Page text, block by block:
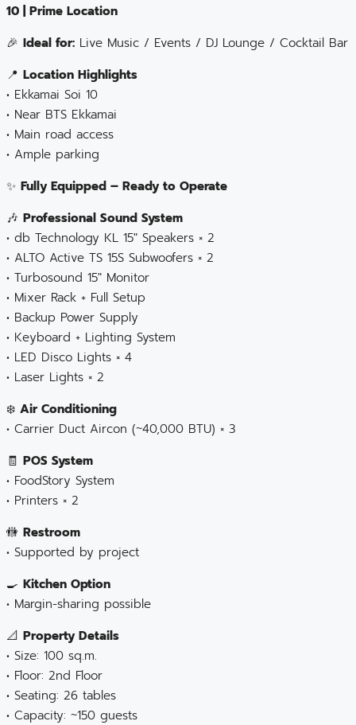
10 | Prime Location
🎉 Ideal for: Live Music / Events / DJ Lounge / Cocktail Bar
📍 Location Highlights
• Ekkamai Soi 10
• Near BTS Ekkamai
• Main road access
• Ample parking
✨ Fully Equipped – Ready to Operate
🎶 Professional Sound System
• db Technology KL 15″ Speakers × 2
• ALTO Active TS 15S Subwoofers × 2
• Turbosound 15″ Monitor
• Mixer Rack + Full Setup
• Backup Power Supply
• Keyboard + Lighting System
• LED Disco Lights × 4
• Laser Lights × 2
❄️ Air Conditioning
• Carrier Duct Aircon (~40,000 BTU) × 3
🧾 POS System
• FoodStory System
• Printers × 2
🚻 Restroom
• Supported by project
🍳 Kitchen Option
• Margin-sharing possible
📐 Property Details
• Size: 100 sq.m.
• Floor: 2nd Floor
• Seating: 26 tables
• Capacity: ~150 guests